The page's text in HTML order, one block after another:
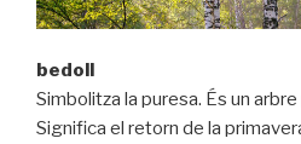
bedoll
Simbolitza la puresa. És un
Significa el retorn de la